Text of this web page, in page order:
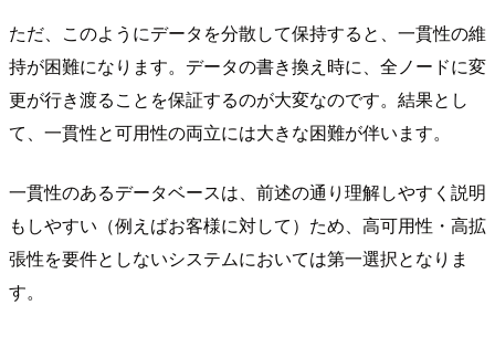
ただ、このようにデータを分散して保持すると、一貫性の維
持が困難になります。データの書き換え時に、全ノードに変
更が行き渡ることを保証するのが大変なのです。結果とし
て、一貫性と可用性の両立には大きな困難が伴います。
一貫性のあるデータベースは、前述の通り理解しやすく説明
もしやすい（例えばお客様に対して）ため、高可用性・高拡
張性を要件としないシステムにおいては第一選択となりま
す。